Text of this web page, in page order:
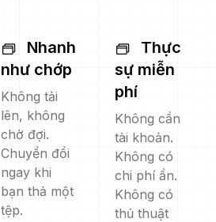
Nhanh
như chớp
Không tải
lên, không
chờ đợi.
Chuyển đổi
ngay khi
bạn thả một
tệp.
Thực
sự miễn
phí
Không cần
tài khoản.
Không có
chi phí ẩn.
Không có
thủ thuật